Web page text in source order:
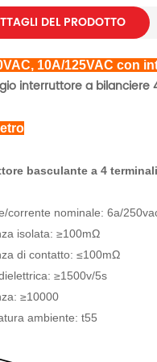
DEL PRODOTTO
10A/125VAC con
interruttore a bilanciere
basculante a 4 terminali
corrente nominale: 6a/
isolata: ≥100mΩ
di contatto: ≤100mΩ
≥1500v/5s
≥10000
ambiente: t55